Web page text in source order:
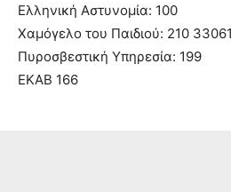
Ελληνική Αστυνομία: 100
Χαμόγελο του Παιδιού: 210
Πυροσβεστική Υπηρεσία: 199
ΕΚΑΒ 166